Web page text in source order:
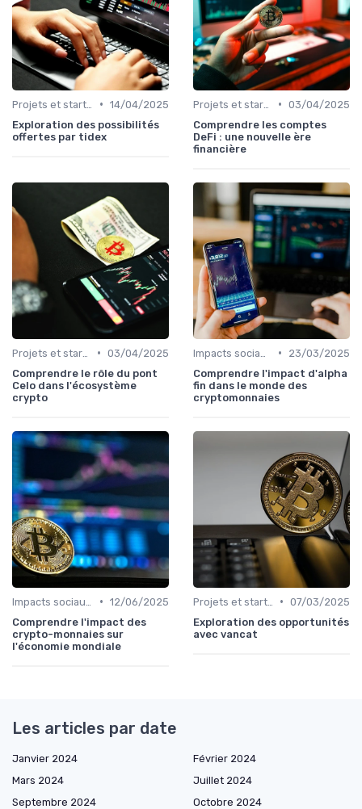
• 14/04/2025
Exploration des possibilités
offertes par tidex
• 03/04/2025
Comprendre les comptes
DeFi : une nouvelle ère
financière
• 03/04/2025
Comprendre le rôle du pont
Celo dans l'écosystème
crypto
•
23/03/2025
Comprendre l'impact d'alpha
fin dans le monde des
cryptomonnaies
• 12/06/2025
Comprendre l'impact des
crypto-monnaies sur
l'économie mondiale
• 07/03/2025
Exploration des opportunités
avec vancat
Les articles par date
Janvier 2024
Février 2024
Mars 2024
Juillet 2024
Septembre 2024
Octobre 2024